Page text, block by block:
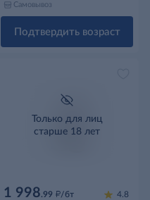
Самовывоз
Подтвердить возраст
Только для лиц
старше 18 лет
1 998.99 д/бт 4.8